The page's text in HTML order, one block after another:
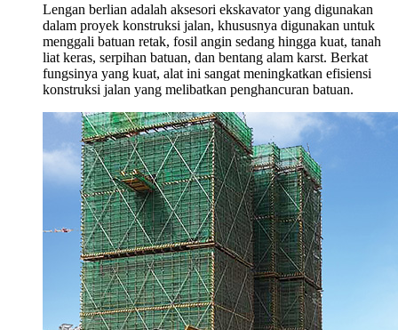
Lengan berlian adalah aksesori ekskavator yang digunakan
dalam proyek konstruksi jalan, khususnya digunakan untuk
menggali batuan retak, fosil angin sedang hingga kuat, tanah
liat keras, serpihan batuan, dan bentang alam karst. Berkat
fungsinya yang kuat, alat ini sangat meningkatkan efisiensi
konstruksi jalan yang melibatkan penghancuran batuan.